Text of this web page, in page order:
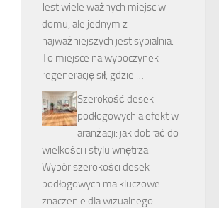
Jest wiele ważnych miejsc w
domu, ale jednym z
najważniejszych jest sypialnia.
To miejsce na wypoczynek i
regenerację sił, gdzie …
Szerokość desek
podłogowych a efekt w
aranżacji: jak dobrać do
wielkości i stylu wnętrza
Wybór szerokości desek
podłogowych ma kluczowe
znaczenie dla wizualnego